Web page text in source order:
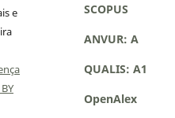
e
SCOPUS
ANVUR: A
QUALIS: A1
OpenAlex